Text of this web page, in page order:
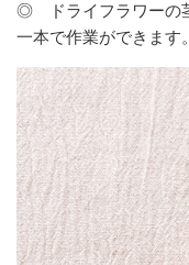
◎ ドライフラワーの
一本で作業ができます。